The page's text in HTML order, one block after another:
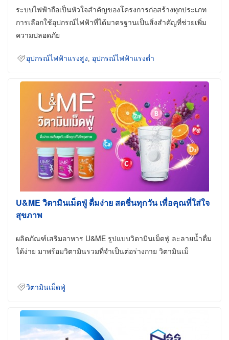
ระบบไฟฟ้าถือเป็นหัวใจสำคัญของโครงการก่อสร้างทุกประเภท
การเลือกใช้อุปกรณ์ไฟฟ้าที่ได้มาตรฐานเป็นสิ่งสำคัญที่ช่วยเพิ่ม
ความปลอดภัย
อุปกรณ์ไฟฟ้าแรงสูง อุปกรณ์ไฟฟ้าแรงต่ำ
U&ME วิตามินเม็ดฟู่ ดื่มง่าย สดชื่นทุกวัน เพื่อคุณที่ใส่ใจ
สุขภาพ
ผลิตภัณฑ์เสริมอาหาร U&ME รูปแบบวิตามินเม็ดฟู่ ละลายน้ำดื่ม
ได้ง่าย มาพร้อมวิตามินรวมที่จำเป็นต่อร่างกาย วิตามินเม็
วิตามินเม็ดฟู่